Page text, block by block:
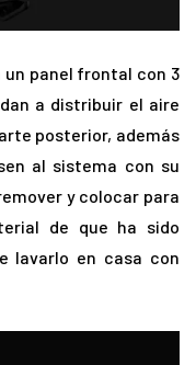
panel frontal con 3
a distribuir el aire
posterior, además
al sistema con su
y colocar para
de que ha sido
lavarlo en casa con